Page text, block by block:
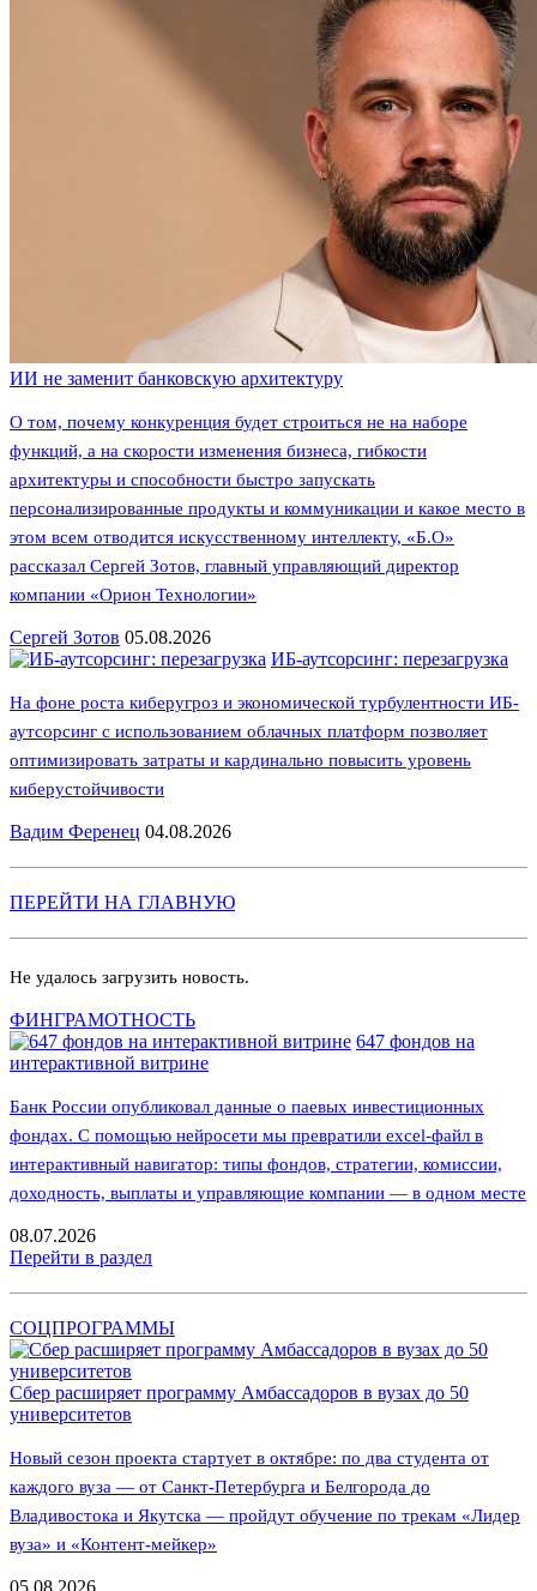
ИИ не заменит банковскую архитектуру
О том, почему конкуренция будет строиться не на наборе
функций, а на скорости изменения бизнеса, гибкости
архитектуры и способности быстро запускать
персонализированные продукты и коммуникации и какое место в
этом всем отводится искусственному интеллекту, «Б.О»
рассказал Сергей Зотов, главный управляющий директор
компании «Орион Технологии»
Сергей Зотов 05.08.2026
ИБ-аутсорсинг: перезагрузка
На фоне роста киберугроз и экономической турбулентности ИБ-
аутсорсинг с использованием облачных платформ позволяет
оптимизировать затраты и кардинально повысить уровень
киберустойчивости
Вадим Ференец 04.08.2026
ПЕРЕЙТИ НА ГЛАВНУЮ
Не удалось загрузить новость.
ФИНГРАМОТНОСТЬ
647 фондов на
интерактивной витрине
Банк России опубликовал данные о паевых инвестиционных
фондах. С помощью нейросети мы превратили excel-файл в
интерактивный навигатор: типы фондов, стратегии, комиссии,
доходность, выплаты и управляющие компании — в одном месте
08.07.2026
Перейти в раздел
СОЦПРОГРАММЫ
Сбер расширяет программу Амбассадоров в вузах до 50
университетов
Новый сезон проекта стартует в октябре: по два студента от
каждого вуза — от Санкт-Петербурга и Белгорода до
Владивостока и Якутска — пройдут обучение по трекам «Лидер
вуза» и «Контент-мейкер»
05.08.2026